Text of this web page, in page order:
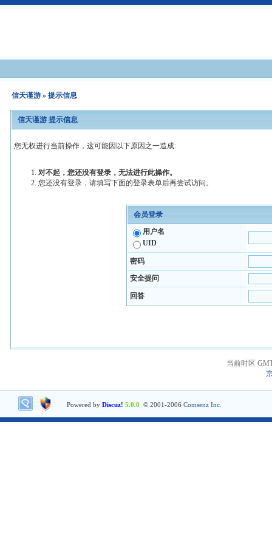
信天谨游 » 提示信息
信天谨游 提示信息
您无权进行当前操作，这可能因以下原因之一造成:
对不起，您还没有登录，无法进行此操作。
您还没有登录，请填写下面的登录表单后再尝试访问。
会员登录
用户名
UID
密码
安全提问
回答
当前时区
Powered by Discuz! 5.0.0 © 2001-2006 Comsenz Inc.